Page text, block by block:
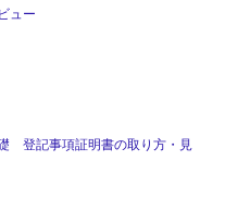
ュー
登記事項証明書の取り方・見